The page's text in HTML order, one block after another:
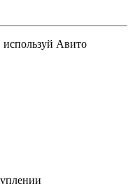
используй Авито